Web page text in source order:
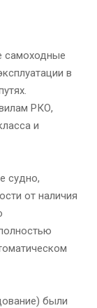
самоходные
в
РКО,
и
судно,
от наличия
были